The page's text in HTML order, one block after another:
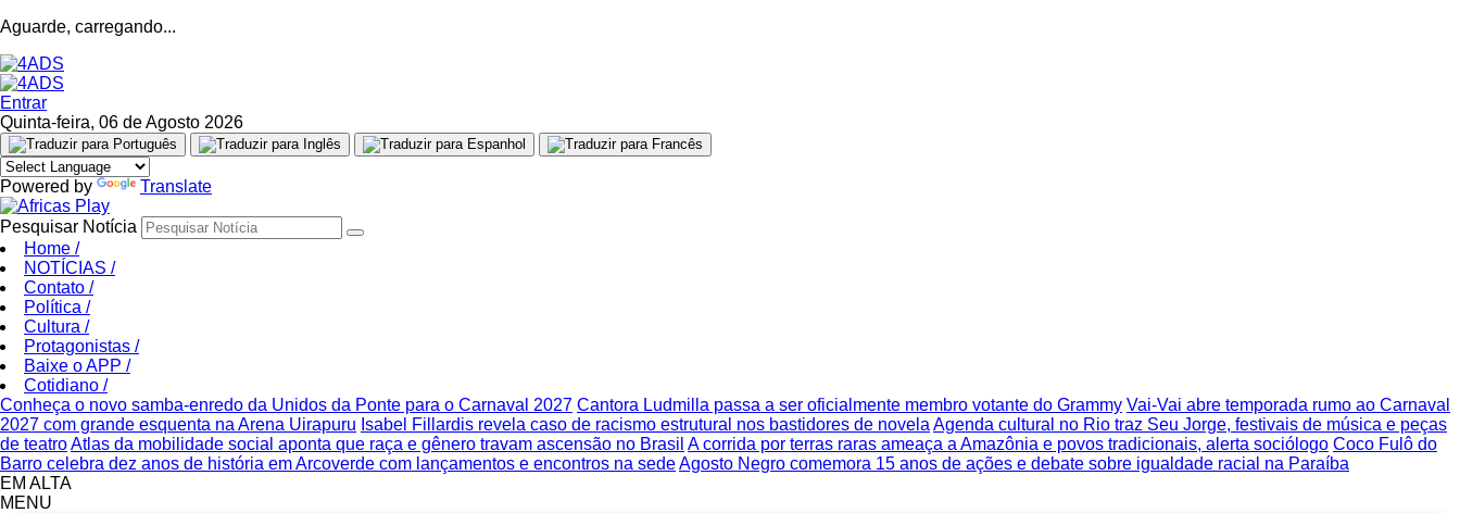
Aguarde, carregando...
Entrar
Quinta-feira, 06 de Agosto 2026
Powered by Translate
Pesquisar Notícia
Home /
NOTÍCIAS /
Contato /
Política /
Cultura /
Protagonistas /
Baixe o APP /
Cotidiano /
Conheça o novo samba-enredo da Unidos da Ponte para o Carnaval 2027 Cantora Ludmilla passa a ser oficialmente membro votante do Grammy Vai-Vai abre temporada rumo ao Carnaval
2027 com grande esquenta na Arena Uirapuru Isabel Fillardis revela caso de racismo estrutural nos bastidores de novela Agenda cultural no Rio traz Seu Jorge, festivais de música e peças
de teatroAtlas da mobilidade social aponta que raça e gênero travam ascensão no Brasil A corrida por terras raras ameaça a Amazônia e povos tradicionais, alerta sociólogo Coco Fulô do
Barro celebra dez anos de história em Arcoverde com lançamentos e encontros na sedeAgosto Negro comemora 15 anos de ações e debate sobre igualdade racial na Paraíba
EM ALTA
MENU